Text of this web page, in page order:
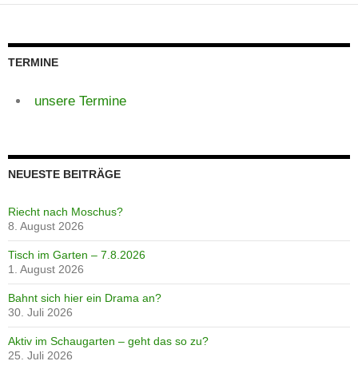
TERMINE
unsere Termine
NEUESTE BEITRÄGE
Riecht nach Moschus?
8. August 2026
Tisch im Garten – 7.8.2026
1. August 2026
Bahnt sich hier ein Drama an?
30. Juli 2026
Aktiv im Schaugarten – geht das so zu?
25. Juli 2026